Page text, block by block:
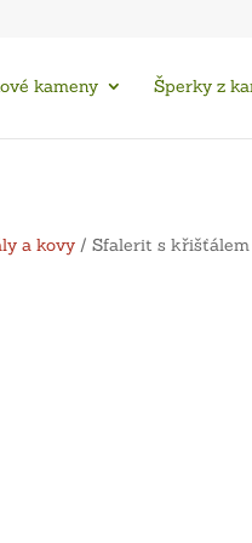
kameny Šperky z
a kovy / Sfalerit s